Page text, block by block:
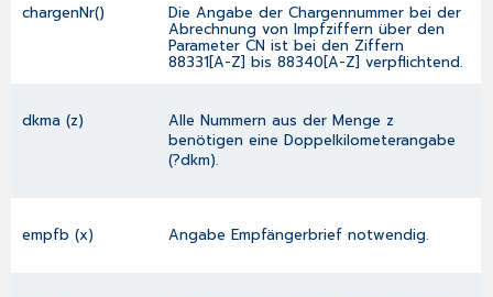
chargenNr() Die Angabe der Chargennummer bei der
Abrechnung von Impfziffern über den
Parameter CN ist bei den Ziffern
88331[A-Z] bis 88340[A-Z] verpflichtend.
dkma (z)
Alle Nummern aus der Menge z
benötigen eine Doppelkilometerangabe
(?dkm).
empfb (x) Angabe Empfängerbrief notwendig.